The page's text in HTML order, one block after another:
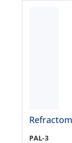
PAL-3